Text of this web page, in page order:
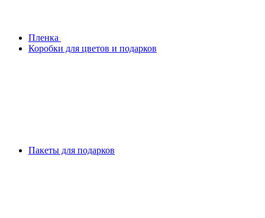
Плeнка
Коробки для цветов и подарков
Пакеты для подарков